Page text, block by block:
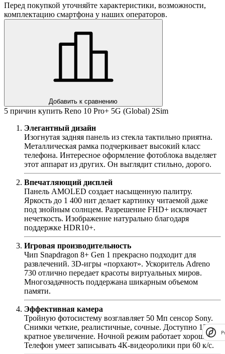
Перед покупкой уточняйте характеристики, возможности,
комплектацию смартфона у наших операторов.
Добавить к сравнению
5 причин купить Reno 10 Pro+ 5G (Global) 2Sim
Элегантный дизайн
Изогнутая задняя панель из стекла тактильно приятна.
Металлическая рамка подчеркивает высокий класс
телефона. Интересное оформление фотоблока выделяет
этот аппарат из других. Он выглядит стильно, дорого.
Впечатляющий дисплей
Панель AMOLED создает насыщенную палитру.
Яркость до 1 400 нит делает картинку читаемой даже
под знойным солнцем. Разрешение FHD+ исключает
нечеткость. Изображение натурально благодаря
поддержке HDR10+.
Игровая производительность
Чип Snapdragon 8+ Gen 1 прекрасно подходит для
развлечений. 3D-игры «порхают». Ускоритель Adreno
730 отлично передает красоты виртуальных миров.
Многозадачность поддержана шикарным объемом
памяти.
Эффективная камера
Тройную фотосистему возглавляет 50 Мп сенсор Sony.
Снимки четкие, реалистичные, сочные. Доступно 120-
кратное увеличение. Ночной режим работает хорошо.
Телефон умеет записывать 4К-видеоролики при 60 к/с.